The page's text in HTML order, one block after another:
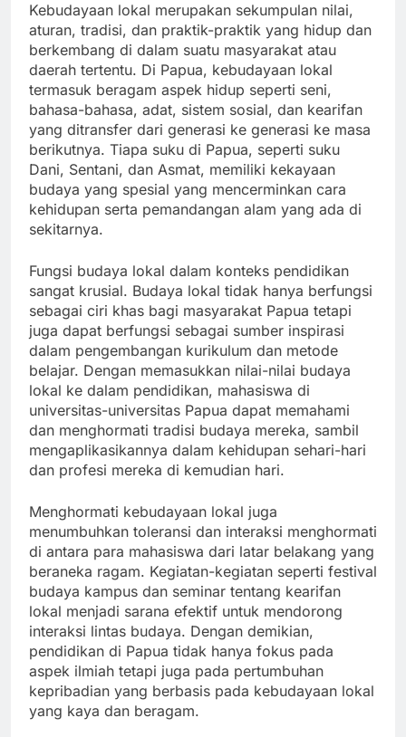
Kebudayaan lokal merupakan sekumpulan nilai,
aturan, tradisi, dan praktik-praktik yang hidup dan
berkembang di dalam suatu masyarakat atau
daerah tertentu. Di Papua, kebudayaan lokal
termasuk beragam aspek hidup seperti seni,
bahasa-bahasa, adat, sistem sosial, dan kearifan
yang ditransfer dari generasi ke generasi ke masa
berikutnya. Tiapa suku di Papua, seperti suku
Dani, Sentani, dan Asmat, memiliki kekayaan
budaya yang spesial yang mencerminkan cara
kehidupan serta pemandangan alam yang ada di
sekitarnya.
Fungsi budaya lokal dalam konteks pendidikan
sangat krusial. Budaya lokal tidak hanya berfungsi
sebagai ciri khas bagi masyarakat Papua tetapi
juga dapat berfungsi sebagai sumber inspirasi
dalam pengembangan kurikulum dan metode
belajar. Dengan memasukkan nilai-nilai budaya
lokal ke dalam pendidikan, mahasiswa di
universitas-universitas Papua dapat memahami
dan menghormati tradisi budaya mereka, sambil
mengaplikasikannya dalam kehidupan sehari-hari
dan profesi mereka di kemudian hari.
Menghormati kebudayaan lokal juga
menumbuhkan toleransi dan interaksi menghormati
di antara para mahasiswa dari latar belakang yang
beraneka ragam. Kegiatan-kegiatan seperti festival
budaya kampus dan seminar tentang kearifan
lokal menjadi sarana efektif untuk mendorong
interaksi lintas budaya. Dengan demikian,
pendidikan di Papua tidak hanya fokus pada
aspek ilmiah tetapi juga pada pertumbuhan
kepribadian yang berbasis pada kebudayaan lokal
yang kaya dan beragam.